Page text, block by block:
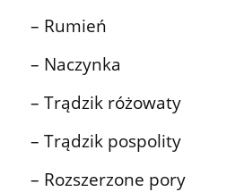
– Rumień
– Naczynka
– Trądzik różowaty
– Trądzik pospolity
– Rozszerzone pory